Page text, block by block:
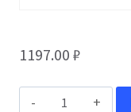
1197.00 ₽
Количество